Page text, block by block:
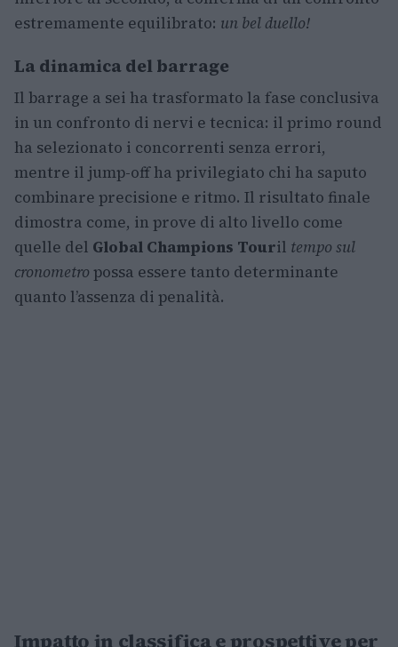
estremamente equilibrato: un bel duello!
La dinamica del barrage
Il barrage a sei ha trasformato la fase conclusiva
in un confronto di nervi e tecnica: il primo round
ha selezionato i concorrenti senza errori,
mentre il jump-off ha privilegiato chi ha saputo
combinare precisione e ritmo. Il risultato finale
dimostra come, in prove di alto livello come
quelle del Global Champions Touril tempo sul
cronometro possa essere tanto determinante
quanto l’assenza di penalità.
Impatto in classifica e prospettive per